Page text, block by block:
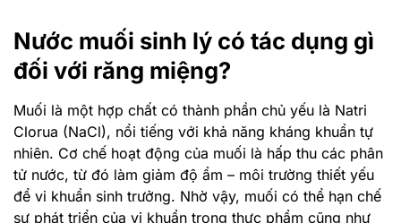
Nước muối sinh lý có tác dụng gì
đối với răng miệng?
Muối là một hợp chất có thành phần chủ yếu là Natri
Clorua (NaCl), nổi tiếng với khả năng kháng khuẩn tự
nhiên. Cơ chế hoạt động của muối là hấp thu các phân
tử nước, từ đó làm giảm độ ẩm – môi trường thiết yếu
để vi khuẩn sinh trưởng. Nhờ vậy, muối có thể hạn chế
sự phát triển của vi khuẩn trong thực phẩm cũng như